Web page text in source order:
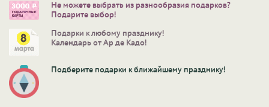
Не можете выбрать из разнообразия подарков?
Подарите выбор!
Подарки к любому празднику!
Календарь от Ар де Кадо!
Подберите подарки к ближайшему празднику!